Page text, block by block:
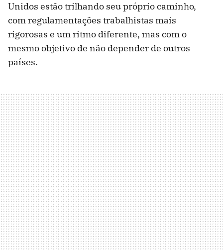
Unidos estão trilhando seu próprio caminho,
com regulamentações trabalhistas mais
rigorosas e um ritmo diferente, mas com o
mesmo objetivo de não depender de outros
países.